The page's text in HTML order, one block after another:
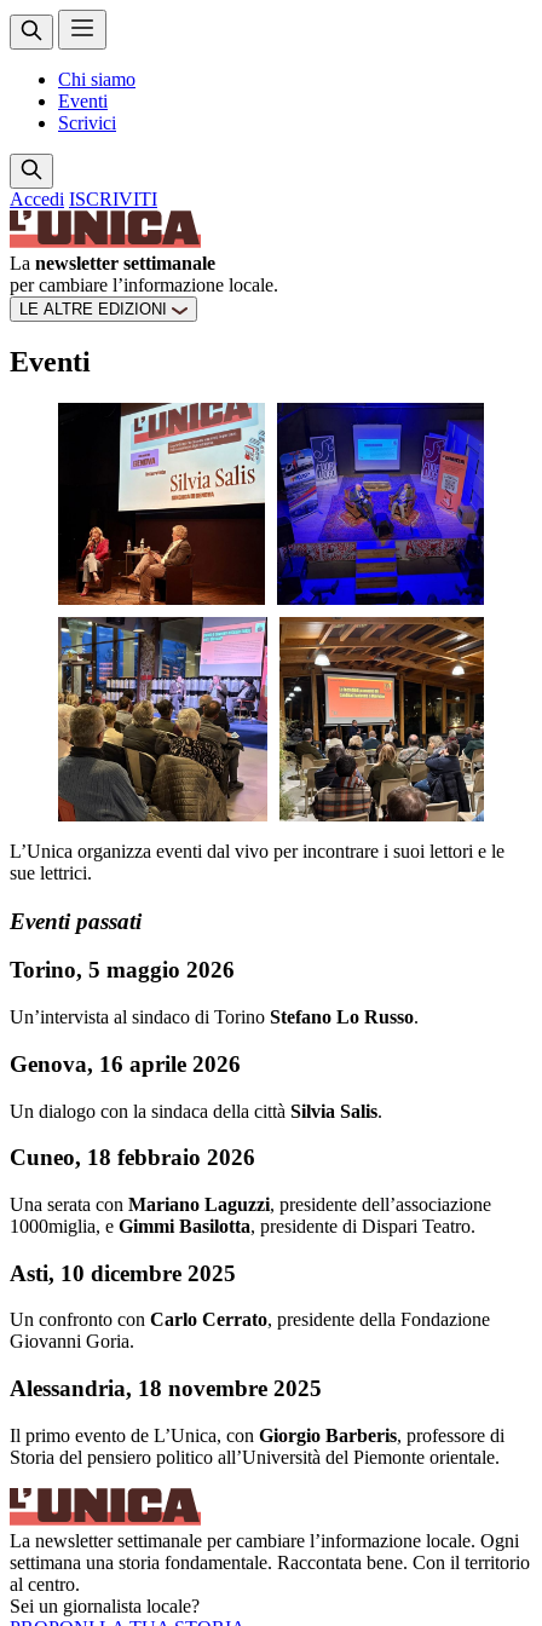
Chi siamo
Eventi
Scrivici
Accedi ISCRIVITI
La newsletter settimanale
per cambiare l’informazione locale.
LE ALTRE EDIZIONI
Eventi
L’Unica organizza eventi dal vivo per incontrare i suoi lettori e le
sue lettrici.
Eventi passati
Torino, 5 maggio 2026
Un’intervista al sindaco di Torino Stefano Lo Russo.
Genova, 16 aprile 2026
Un dialogo con la sindaca della città Silvia Salis.
Cuneo, 18 febbraio 2026
Una serata con Mariano Laguzzi, presidente dell’associazione
1000miglia, e Gimmi Basilotta, presidente di Dispari Teatro.
Asti, 10 dicembre 2025
Un confronto con Carlo Cerrato, presidente della Fondazione
Giovanni Goria.
Alessandria, 18 novembre 2025
Il primo evento de L’Unica, con Giorgio Barberis, professore di
Storia del pensiero politico all’Università del Piemonte orientale.
La newsletter settimanale per cambiare l’informazione locale. Ogni
settimana una storia fondamentale. Raccontata bene. Con il territorio
al centro.
Sei un giornalista locale?